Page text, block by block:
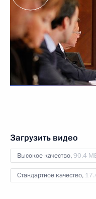
Загрузить видео
Высокое качество,90.4
Стандартное качество,